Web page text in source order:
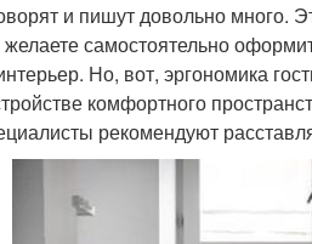
и пишут довольно много.
самостоятельно
Но, вот, эргономика
комфортного
рекомендуют